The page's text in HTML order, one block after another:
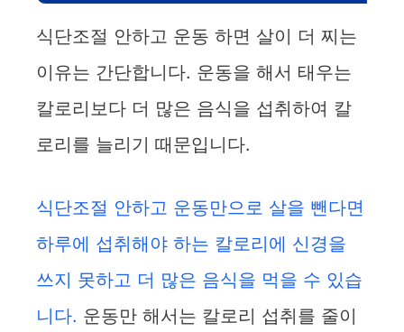
식단조절 안하고 운동 하면 살이 더 찌는
이유는 간단합니다. 운동을 해서 태우는
칼로리보다 더 많은 음식을 섭취하여 칼
로리를 늘리기 때문입니다.
식단조절 안하고 운동만으로 살을 뺀다면
하루에 섭취해야 하는 칼로리에 신경을
쓰지 못하고 더 많은 음식을 먹을 수 있습
니다. 운동만 해서는 칼로리 섭취를 줄이